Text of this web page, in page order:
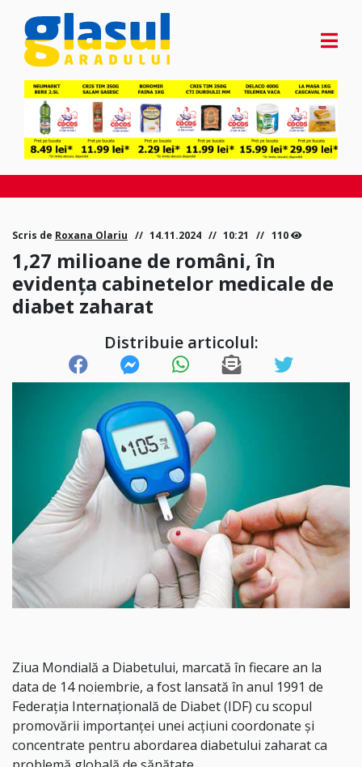
Scris de Roxana Olariu 14.11.2024 10:21 110
1,27 milioane de români, în
evidența cabinetelor medicale de
diabet zaharat
Distribuie articolul:
Ziua Mondială a Diabetului, marcată în fiecare an la
data de 14 noiembrie, a fost lansată în anul 1991 de
Federația Internațională de Diabet (IDF) cu scopul
promovării importanței unei acțiuni coordonate și
concentrate pentru abordarea diabetului zaharat ca